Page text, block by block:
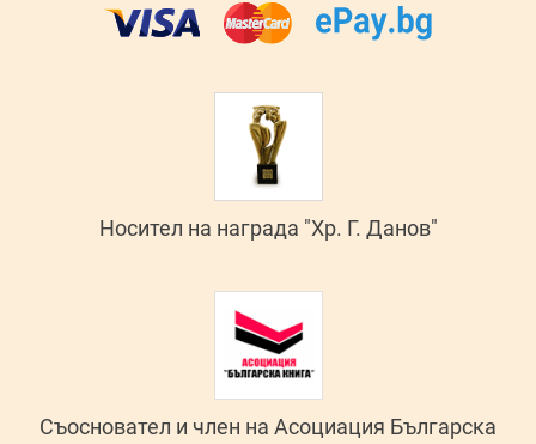
Носител на награда "Хр. Г. Данов"
Съосновател и член на Асоциация Българска